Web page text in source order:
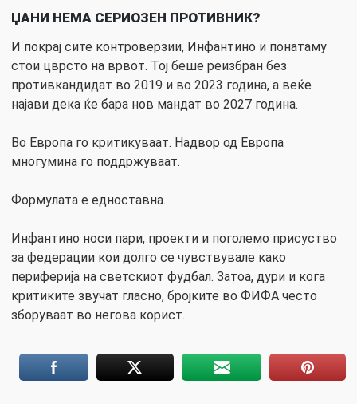
ЏАНИ НЕМА СЕРИОЗЕН ПРОТИВНИК?
И покрај сите контроверзии, Инфантино и понатаму
стои цврсто на врвот. Тој беше реизбран без
противкандидат во 2019 и во 2023 година, а веќе
најави дека ќе бара нов мандат во 2027 година.
Во Европа го критикуваат. Надвор од Европа
многумина го поддржуваат.
Формулата е едноставна.
Инфантино носи пари, проекти и поголемо присуство
за федерации кои долго се чувствувале како
периферија на светскиот фудбал. Затоа, дури и кога
критиките звучат гласно, бројките во ФИФА често
зборуваат во негова корист.